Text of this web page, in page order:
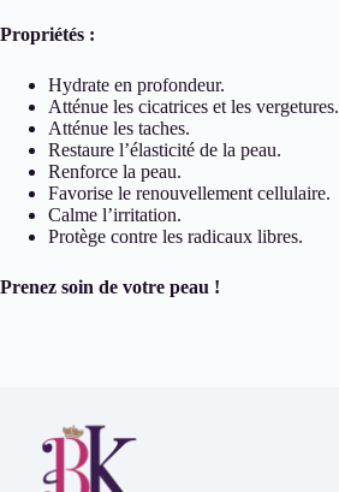
Propriétés :
Hydrate en profondeur.
Atténue les cicatrices et les vergetures.
Atténue les taches.
Restaure l’élasticité de la peau.
Renforce la peau.
Favorise le renouvellement cellulaire.
Calme l’irritation.
Protège contre les radicaux libres.
Prenez soin de votre peau !